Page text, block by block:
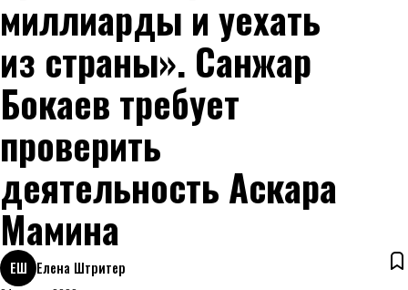
миллиарды и уехать
из страны». Санжар
Бокаев требует
проверить
деятельность Аскара
Мамина
ЕШ Елена Штритер